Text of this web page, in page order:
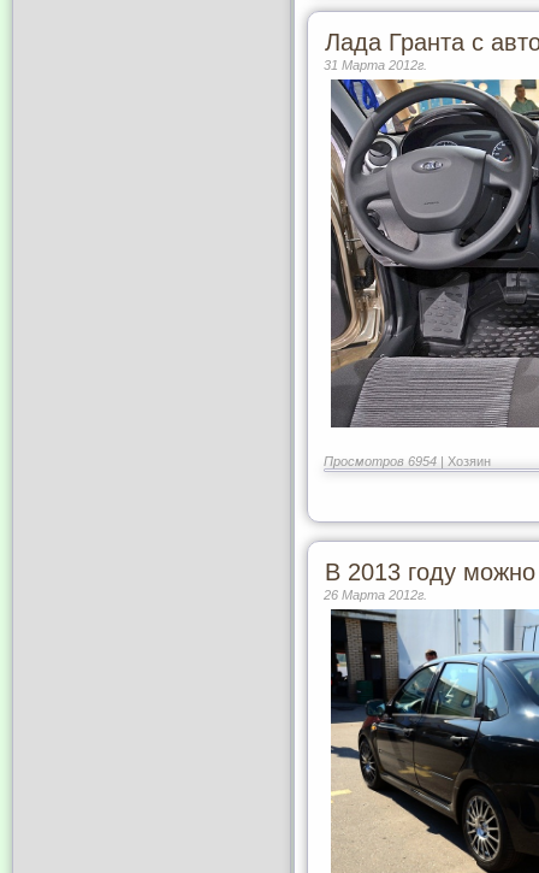
Лада Гранта с
31 Марта 2012г.
Просмотров 6954 | Хозяин
В 2013 году
26 Марта 2012г.